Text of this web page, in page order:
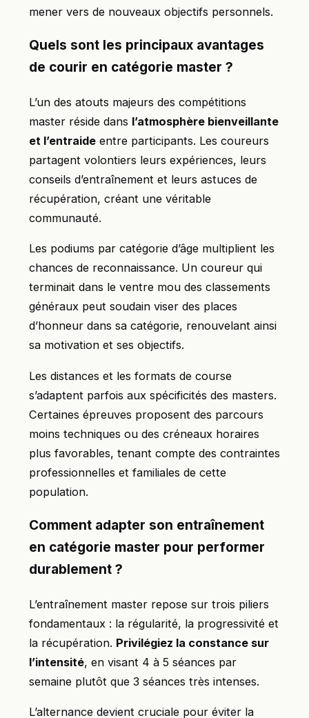
mener vers de nouveaux objectifs personnels.
Quels sont les principaux avantages
de courir en catégorie master ?
L’un des atouts majeurs des compétitions
master réside dans l’atmosphère bienveillante
et l’entraide entre participants. Les coureurs
partagent volontiers leurs expériences, leurs
conseils d’entraînement et leurs astuces de
récupération, créant une véritable
communauté.
Les podiums par catégorie d’âge multiplient les
chances de reconnaissance. Un coureur qui
terminait dans le ventre mou des classements
généraux peut soudain viser des places
d’honneur dans sa catégorie, renouvelant ainsi
sa motivation et ses objectifs.
Les distances et les formats de course
s’adaptent parfois aux spécificités des masters.
Certaines épreuves proposent des parcours
moins techniques ou des créneaux horaires
plus favorables, tenant compte des contraintes
professionnelles et familiales de cette
population.
Comment adapter son entraînement
en catégorie master pour performer
durablement ?
L’entraînement master repose sur trois piliers
fondamentaux : la régularité, la progressivité et
la récupération. Privilégiez la constance sur
l’intensité, en visant 4 à 5 séances par
semaine plutôt que 3 séances très intenses.
L’alternance devient cruciale pour éviter la